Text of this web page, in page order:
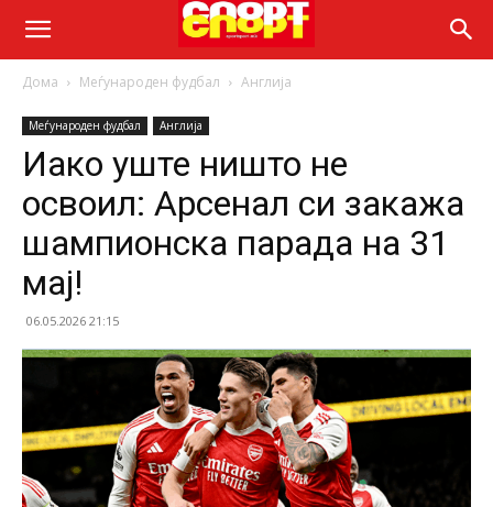
Дома Меѓународен фудбал Англија
Меѓународен фудбал Англија
Иако уште ништо не
освоил: Арсенал си закажа
шампионска парада на 31
мај!
06.05.2026 21:15